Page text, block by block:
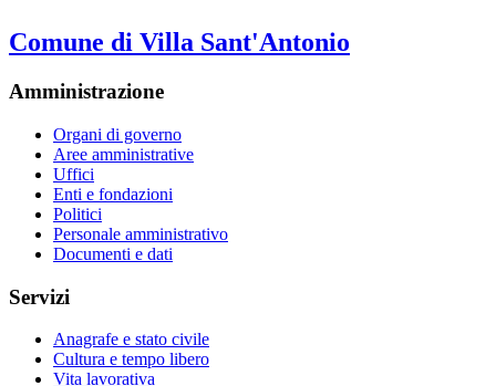
Comune di Villa Sant'Antonio
Amministrazione
Organi di governo
Aree amministrative
Uffici
Enti e fondazioni
Politici
Personale amministrativo
Documenti e dati
Servizi
Anagrafe e stato civile
Cultura e tempo libero
Vita lavorativa